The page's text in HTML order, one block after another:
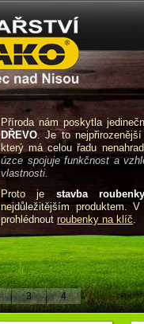
Příroda nám poskytla
DŘEVO. Je to
který má celou řadu
úzce spojuje funkčnost a
vlastnosti.
Proto je stavba
nejdůležitějším produktem.
prohlédnout roubenky na klíč.
3 4